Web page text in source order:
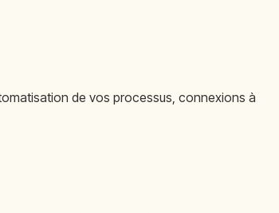
de vos processus, connexions à